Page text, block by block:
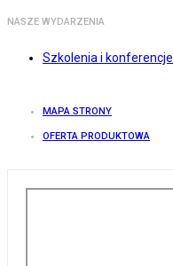
NASZE WYDARZENIA
Szkolenia i konferencje
MAPA STRONY
OFERTA PRODUKTOWA